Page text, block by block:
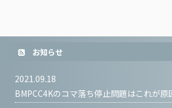
お知らせ
2021.09.18
BMPCC4Kのコマ落ち停止問題はこれが原